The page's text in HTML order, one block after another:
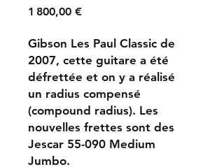
1 800,00 €Prix
Gibson Les Paul Classic de
2007, cette guitare a été
défrettée et on y a réalisé
un radius compensé
(compound radius). Les
nouvelles frettes sont des
Jescar 55-090 Medium
Jumbo.